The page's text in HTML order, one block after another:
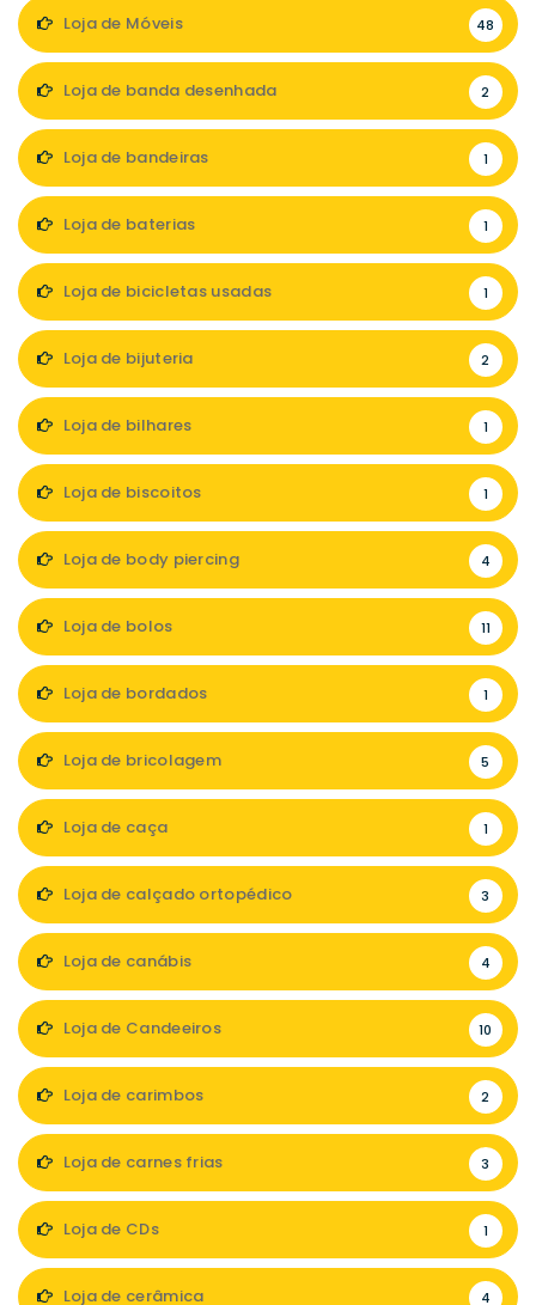
Loja de Móveis 48
Loja de banda desenhada 2
Loja de bandeiras 1
Loja de baterias 1
Loja de bicicletas usadas 1
Loja de bijuteria 2
Loja de bilhares 1
Loja de biscoitos 1
Loja de body piercing 4
Loja de bolos 11
Loja de bordados 1
Loja de bricolagem 5
Loja de caça 1
Loja de calçado ortopédico 3
Loja de canábis 4
Loja de Candeeiros 10
Loja de carimbos 2
Loja de carnes frias 3
Loja de CDs 1
Loja de cerâmica 4